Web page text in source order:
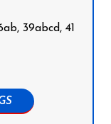
39abcd, 41